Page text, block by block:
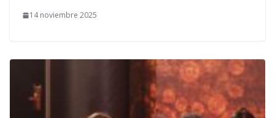
14 noviembre 2025